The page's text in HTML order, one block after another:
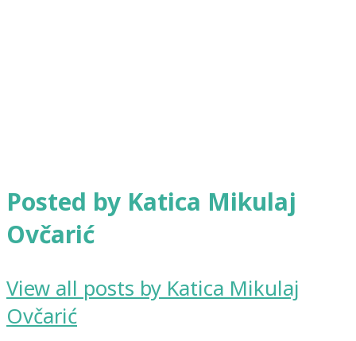
Posted by Katica Mikulaj
Ovčarić
View all posts by Katica Mikulaj
Ovčarić